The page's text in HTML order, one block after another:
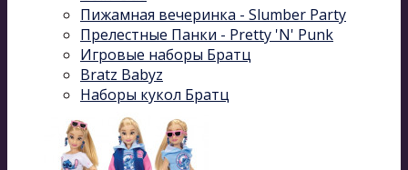
Пижамная вечеринка - Slumber Party
Прелестные Панки - Pretty 'N' Punk
Игровые наборы Братц
Bratz Babyz
Наборы кукол Братц